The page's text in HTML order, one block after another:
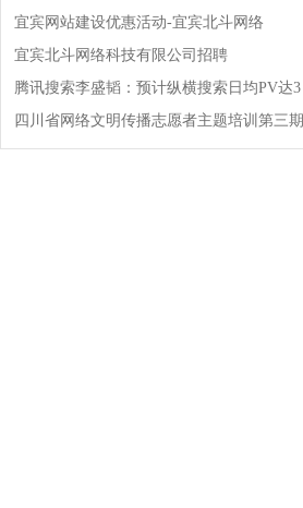
式启动!!!
宜宾网站建设优惠活动-宜宾北斗网络
宜宾北斗网络科技有限公司招聘
腾讯搜索李盛韬：预计纵横搜索日均PV达3
亿!
四川省网络文明传播志愿者主题培训第三期
开班!